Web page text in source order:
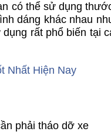
có thể sử dụng
dáng khác nhau
rất phổ biến tại
Nhất Hiện Nay
phải tháo dỡ xe